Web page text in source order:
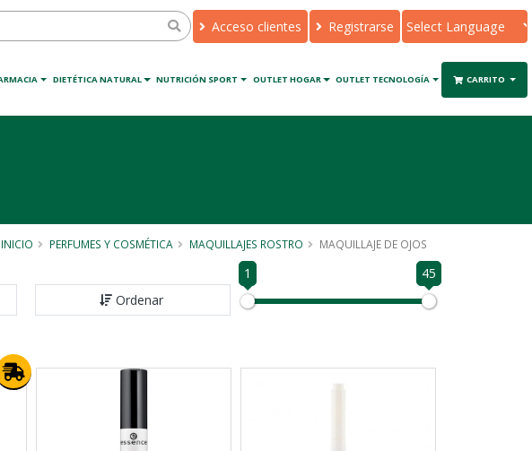
Acceso clientes
Registrarse
Powered by
Translate
DIETÉTICA NATURAL NUTRICIÓN SPORT OUTLET HOGAR OUTLET TECNOLOGÍA CARRITO
INICIO PERFUMES Y COSMÉTICA MAQUILLAJES ROSTRO MAQUILLAJE DE OJOS
Ordenar
1 45